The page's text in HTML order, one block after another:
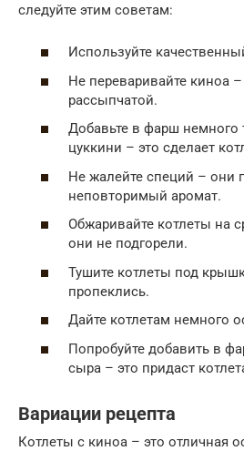
следуйте этим советам:
Используйте
Не переваривайте киноа
рассыпчатой.
Добавьте в фарш немного
цуккини – это сделает
Не жалейте специй – они
неповторимый аромат.
Обжаривайте котлеты на
они не подгорели.
Тушите котлеты под
пропеклись.
Дайте котлетам немного
Попробуйте добавить в
сыра – это придаст
Вариации рецепта
Котлеты с киноа – это отличная